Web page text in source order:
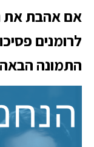
אם אהבת את
לרומנים
התמונה